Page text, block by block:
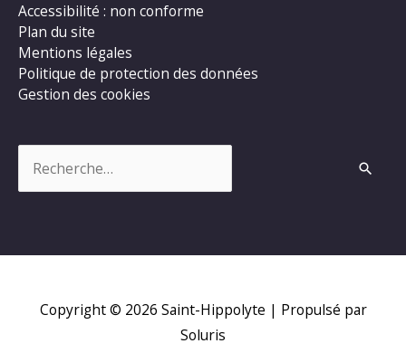
Accessibilité : non conforme
Plan du site
Mentions légales
Politique de protection des données
Gestion des cookies
Copyright © 2026 Saint-Hippolyte | Propulsé par
Soluris